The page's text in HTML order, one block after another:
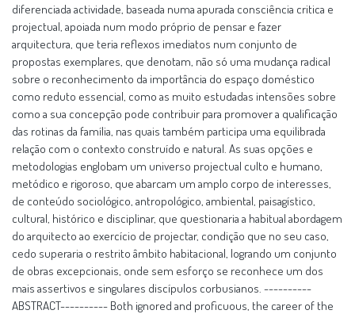
diferenciada actividade, baseada numa apurada consciência critica e
projectual, apoiada num modo próprio de pensar e fazer
arquitectura, que teria reflexos imediatos num conjunto de
propostas exemplares, que denotam, não só uma mudança radical
sobre o reconhecimento da importância do espaço doméstico
como reduto essencial, como as muito estudadas intensões sobre
como a sua concepção pode contribuir para promover a qualificação
das rotinas da família, nas quais também participa uma equilibrada
relação com o contexto construído e natural. As suas opções e
metodologias englobam um universo projectual culto e humano,
metódico e rigoroso, que abarcam um amplo corpo de interesses,
de conteúdo sociológico, antropológico, ambiental, paisagístico,
cultural, histórico e disciplinar, que questionaria a habitual abordagem
do arquitecto ao exercício de projectar, condição que no seu caso,
cedo superaria o restrito âmbito habitacional, logrando um conjunto
de obras excepcionais, onde sem esforço se reconhece um dos
mais assertivos e singulares discípulos corbusianos. ----------
ABSTRACT---------- Both ignored and proficuous, the career of the